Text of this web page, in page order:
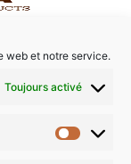
web et notre service.
Toujours activé